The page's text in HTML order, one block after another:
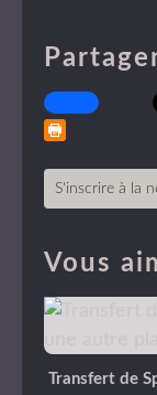
S'inscrire à la
Vous
Transfert de